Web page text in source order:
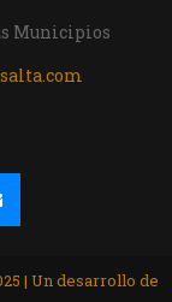
Municipios
| Un desarrollo de